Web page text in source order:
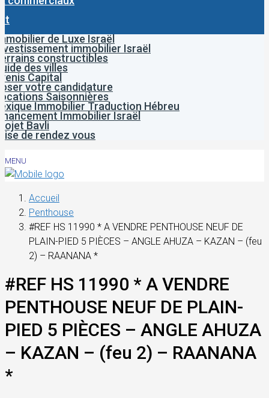
de Luxe Israël
immobilier Israël
constructibles
des villes
Capital
votre candidature
Saisonnières
Immobilier Traduction Hébreu
Immobilier Israël
Bavli
de rendez vous
MENU
Accueil
Penthouse
#REF HS 11990 * A VENDRE PENTHOUSE NEUF DE
PLAIN-PIED 5 PIÈCES – ANGLE AHUZA – KAZAN – (feu
2) – RAANANA *
#REF HS 11990 * A VENDRE
PENTHOUSE NEUF DE PLAIN-
PIED 5 PIÈCES – ANGLE AHUZA
– KAZAN – (feu 2) – RAANANA
*